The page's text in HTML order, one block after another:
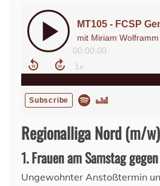
Regionalliga Nord (m/w)
1. Frauen am Samstag
Ungewohnter Anstoßtermin